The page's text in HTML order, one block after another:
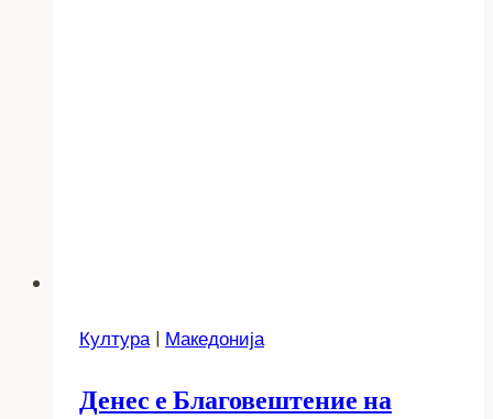
Култура| Македонија
Денес е Благовештение на